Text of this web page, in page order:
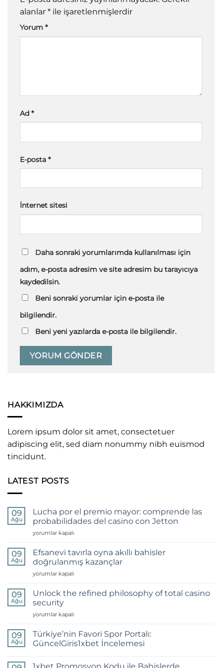
alanlar * ile işaretlenmişlerdir
Yorum *
Ad *
E-posta *
İnternet sitesi
Daha sonraki yorumlarımda kullanılması için
adım, e-posta adresim ve site adresim bu tarayıcıya
kaydedilsin.
Beni sonraki yorumlar için e-posta ile
bilgilendir.
Beni yeni yazılarda e-posta ile bilgilendir.
HAKKIMIZDA
Lorem ipsum dolor sit amet, consectetuer
adipiscing elit, sed diam nonummy nibh euismod
tincidunt.
LATEST POSTS
09
Ağu
Lucha por el premio mayor: comprende las
probabilidades del casino con Jetton
Lucha
el
premio
mayor:
comprende
probabilidades
del
con
için
yorumlar kapalı
09
Ağu
Efsanevi tavırla oyna akıllı bahisler
doğrulanmış kazançlar
Efsanevi
oyna
akıllı
bahisler
doğrulanmış
için
yorumlar kapalı
09
Ağu
Unlock the refined philosophy of total casino
security
Unlock
refined
philosophy
of
casino
yorumlar kapalı
09
Ağu
Türkiye’nin Favori Spor Portalı:
GüncelGiris1xbet İncelemesi
Türkiye’nin
1xbet Promosyon Kodu ile Bahislerde